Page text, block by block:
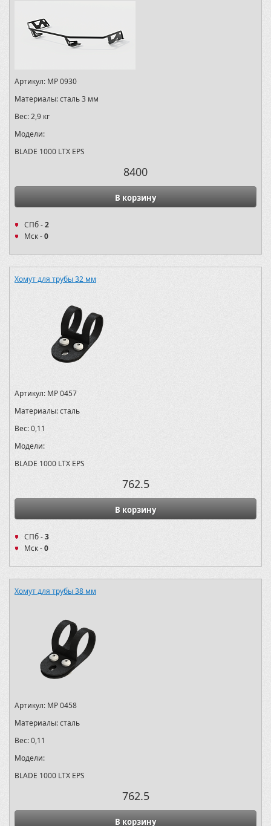
Артикул: MP 0930
Материалы:сталь 3 мм
Вес:2,9 кг
Модели:
BLADE 1000 LTX EPS
8400
В корзину
СПб -2
Мск -0
Хомут для трубы 32 мм
Артикул: MP 0457
Материалы:сталь
Вес:0,11
Модели:
BLADE 1000 LTX EPS
762.5
В корзину
СПб -3
Мск -0
Хомут для трубы 38 мм
Артикул: MP 0458
Материалы:сталь
Вес:0,11
Модели:
BLADE 1000 LTX EPS
762.5
В корзину